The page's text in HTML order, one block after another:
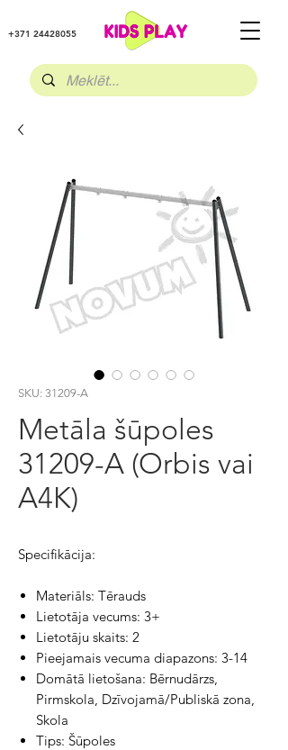
+371 24428055
SKU: 31209-A
Metāla šūpoles
31209-A (Orbis vai
A4K)
Specifikācija:
Materiāls: Tērauds
Lietotāja vecums: 3+
Lietotāju skaits: 2
Pieejamais vecuma diapazons: 3-14
Domātā lietošana: Bērnudārzs,
Pirmskola, Dzīvojamā/Publiskā zona,
Skola
Tips: Šūpoles